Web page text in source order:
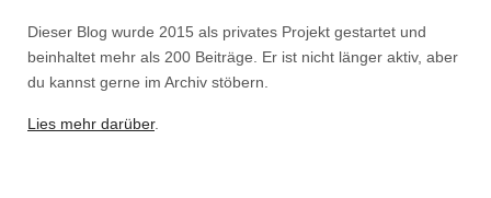
Dieser Blog wurde 2015 als privates Projekt gestartet und
beinhaltet mehr als 200 Beiträge. Er ist nicht länger aktiv, aber
du kannst gerne im Archiv stöbern.
Lies mehr darüber.